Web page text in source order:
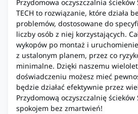
Przydomowa oczyszczalnia ścieków
TECH to rozwiązanie, które działa
problemów, dostosowane do
liczby osób z niej korzystających.
wykopów po montaż i
z ustalonym planem, przez co
minimalne. Dzięki naszemu
doświadczeniu możesz mieć
będzie działać efektywnie przez
Przydomową oczyszczalnię ścieków
spokojem bez zmartwień!